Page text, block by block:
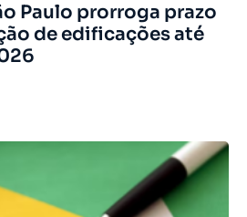
Paulo prorroga prazo
de edificações até